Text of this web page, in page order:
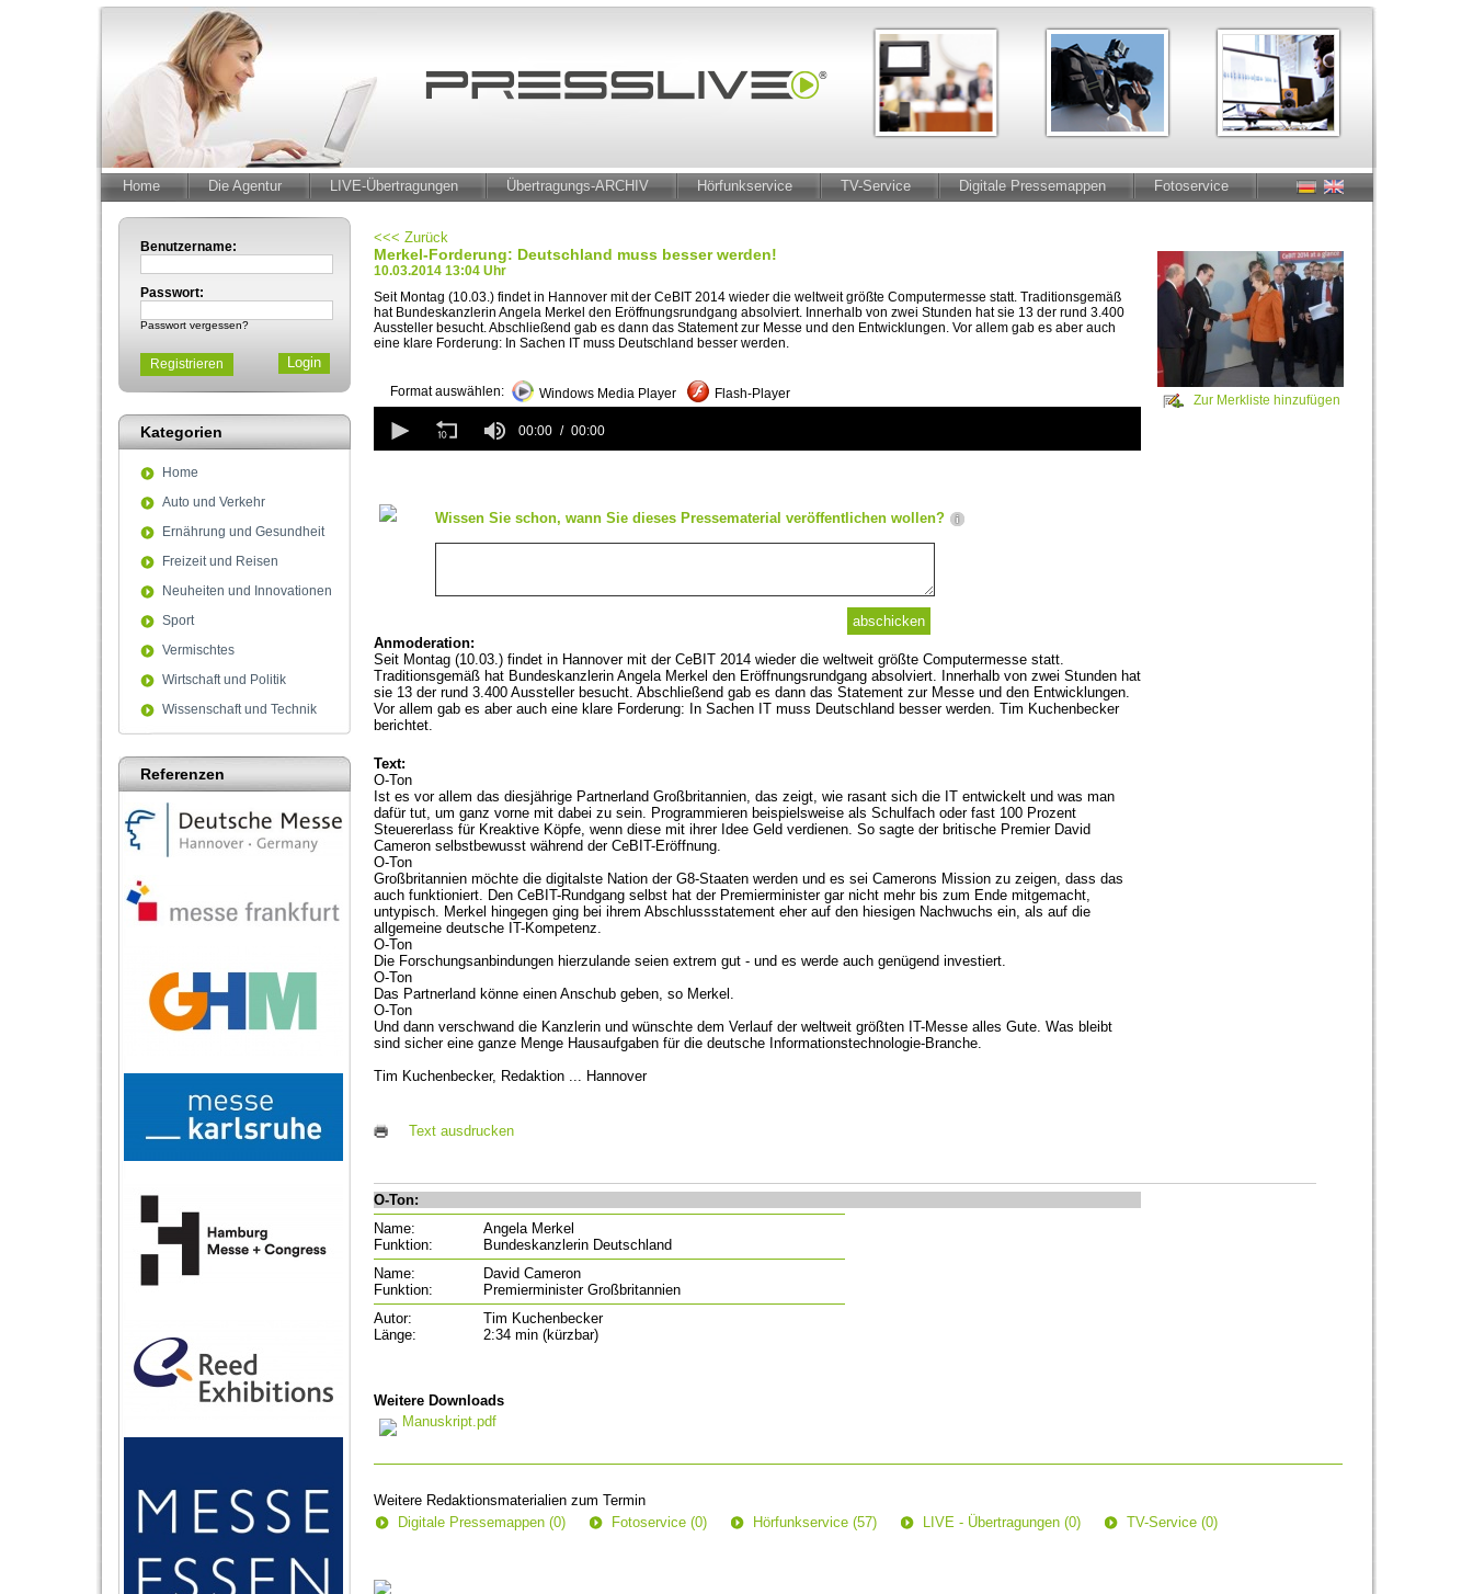
Home Die Agentur LIVE-Übertragungen Übertragungs-ARCHIV Hörfunkservice TV-Service Digitale Pressemappen Fotoservice
Benutzername:
Passwort:
Passwort vergessen?
Registrieren
Kategorien
Home
Auto und Verkehr
Ernährung und Gesundheit
Freizeit und Reisen
Neuheiten und Innovationen
Sport
Vermischtes
Wirtschaft und Politik
Wissenschaft und Technik
Referenzen
<<< Zurück
Merkel-Forderung: Deutschland muss besser werden!
10.03.2014 13:04 Uhr
Seit Montag (10.03.) findet in Hannover mit der CeBIT 2014 wieder die weltweit größte Computermesse statt. Traditionsgemäß
hat Bundeskanzlerin Angela Merkel den Eröffnungsrundgang absolviert. Innerhalb von zwei Stunden hat sie 13 der rund 3.400
Aussteller besucht. Abschließend gab es dann das Statement zur Messe und den Entwicklungen. Vor allem gab es aber auch
eine klare Forderung: In Sachen IT muss Deutschland besser werden.
Format auswählen: Windows Media Player Flash-Player
seconds
of
90%
00:00 00:00
Zur Merkliste hinzufügen
Wissen Sie schon, wann Sie dieses Pressematerial veröffentlichen wollen?
Anmoderation:
Seit Montag (10.03.) findet in Hannover mit der CeBIT 2014 wieder die weltweit größte Computermesse statt.
Traditionsgemäß hat Bundeskanzlerin Angela Merkel den Eröffnungsrundgang absolviert. Innerhalb von zwei Stunden hat
sie 13 der rund 3.400 Aussteller besucht. Abschließend gab es dann das Statement zur Messe und den Entwicklungen.
Vor allem gab es aber auch eine klare Forderung: In Sachen IT muss Deutschland besser werden. Tim Kuchenbecker
berichtet.
Text:
O-Ton
Ist es vor allem das diesjährige Partnerland Großbritannien, das zeigt, wie rasant sich die IT entwickelt und was man
dafür tut, um ganz vorne mit dabei zu sein. Programmieren beispielsweise als Schulfach oder fast 100 Prozent
Steuererlass für Kreaktive Köpfe, wenn diese mit ihrer Idee Geld verdienen. So sagte der britische Premier David
Cameron selbstbewusst während der CeBIT-Eröffnung.
O-Ton
Großbritannien möchte die digitalste Nation der G8-Staaten werden und es sei Camerons Mission zu zeigen, dass das
auch funktioniert. Den CeBIT-Rundgang selbst hat der Premierminister gar nicht mehr bis zum Ende mitgemacht,
untypisch. Merkel hingegen ging bei ihrem Abschlussstatement eher auf den hiesigen Nachwuchs ein, als auf die
allgemeine deutsche IT-Kompetenz.
O-Ton
Die Forschungsanbindungen hierzulande seien extrem gut - und es werde auch genügend investiert.
O-Ton
Das Partnerland könne einen Anschub geben, so Merkel.
O-Ton
Und dann verschwand die Kanzlerin und wünschte dem Verlauf der weltweit größten IT-Messe alles Gute. Was bleibt
sind sicher eine ganze Menge Hausaufgaben für die deutsche Informationstechnologie-Branche.
Tim Kuchenbecker, Redaktion ... Hannover
Text ausdrucken
O-Ton:
Name:
Angela Merkel
Funktion:
Bundeskanzlerin Deutschland
Name:
David Cameron
Funktion:
Premierminister Großbritannien
Autor:
Tim Kuchenbecker
Länge:
2:34 min (kürzbar)
Weitere Downloads
Manuskript.pdf
Weitere Redaktionsmaterialien zum Termin
Digitale Pressemappen (0)
Fotoservice (0) Hörfunkservice (57) LIVE - Übertragungen (0) TV-Service (0)